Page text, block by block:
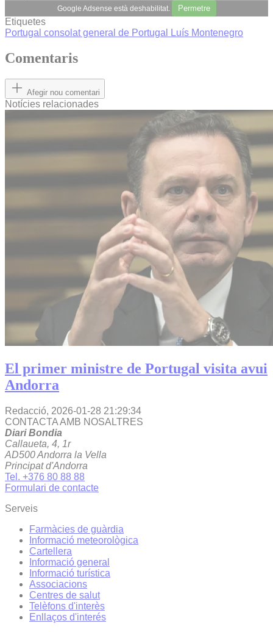
Google Adsense està deshabilitat. Permetre
Etiquetes
Portugal consolat general de Portugal Luís Montenegro
Comentaris
Afegir nou comentari
Notícies relacionades
El primer ministre de Portugal visita avui
Andorra
Redacció, 2026-01-28 21:29:34
CONTACTA AMB NOSALTRES
Diari Bondia
Callaueta, 4, 1r
AD500 Andorra la Vella
Principat d'Andorra
Tel. +376 80 88 88
Formulari de contacte
Serveis
Farmàcies de guàrdia
Informació meteorològica
Cartellera
Informació general
Informació turística
Associacions
Centres de salut
Telèfons d'interès
Enllaços d'interés